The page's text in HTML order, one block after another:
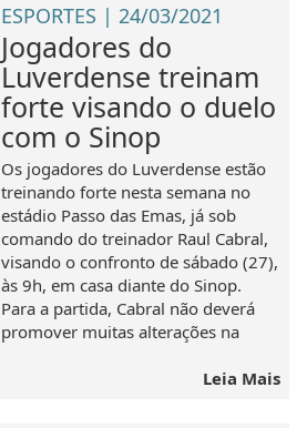
ESPORTES | 24/03/2021
Jogadores do
Luverdense treinam
forte visando o duelo
com o Sinop
Os jogadores do Luverdense estão
treinando forte nesta semana no
estádio Passo das Emas, já sob
comando do treinador Raul Cabral,
visando o confronto de sábado (27),
às 9h, em casa diante do Sinop.
Para a partida, Cabral não deverá
promover muitas alterações na
Leia Mais